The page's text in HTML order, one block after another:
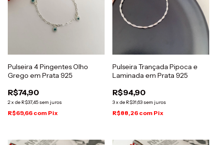
Pulseira 4 Pingentes Olho
Grego em Prata 925
R$74,90
2x de R$37,45 sem juros
R$69,66 com Pix
Pulseira Trançada Pipoca e
Laminada em Prata 925
R$94,90
3x de R$31,63 sem juros
R$88,26 com Pix